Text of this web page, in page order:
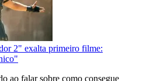
2" exalta primeiro filme:
ao falar sobre como consegue